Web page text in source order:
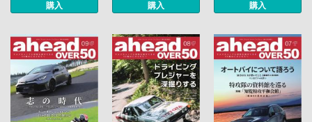
購入 購入 購入